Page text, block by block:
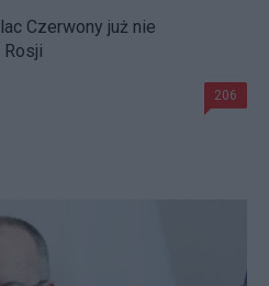
Czerwony już nie
206